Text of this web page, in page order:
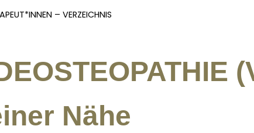
– VERZEICHNIS
Nähe